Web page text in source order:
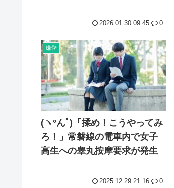
2026.01.30 09:45 0
嫌儲
(ヽ°んﾟ)「揉め！こうやってみ
ろ！」常磐線の電車内で女子
高生への睾丸按摩要求が発生
2025.12.29 21:16 0